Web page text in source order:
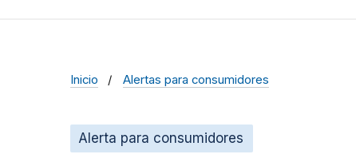
Inicio Alertas para consumidores
Alerta para consumidores